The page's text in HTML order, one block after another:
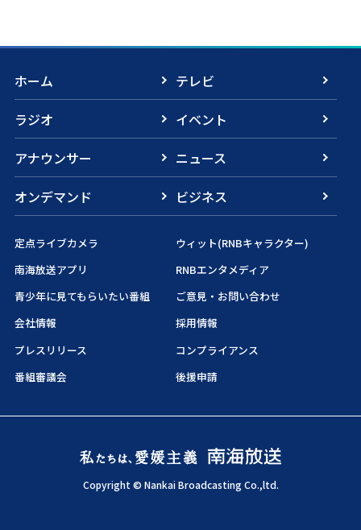
ホーム
テレビ
ラジオ
イベント
アナウンサー
ニュース
オンデマンド
ビジネス
定点ライブカメラ
ウィット(RNBキャラクター)
南海放送アプリ
RNBエンタメディア
青少年に見てもらいたい番組
ご意見・お問い合わせ
会社情報
採用情報
プレスリリース
コンプライアンス
番組審議会
後援申請
Copyright © Nankai Broadcasting Co.,ltd.